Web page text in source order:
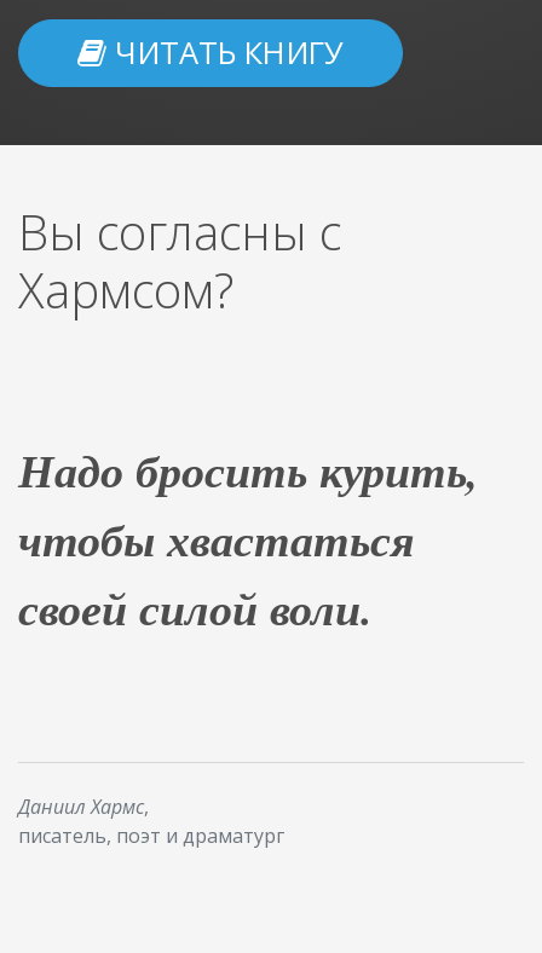
ЧИТАТЬ КНИГУ
Вы согласны с
Хармсом?
Надо бросить курить,
чтобы хвастаться
своей силой воли.
Даниил Хармс,
писатель, поэт и драматург